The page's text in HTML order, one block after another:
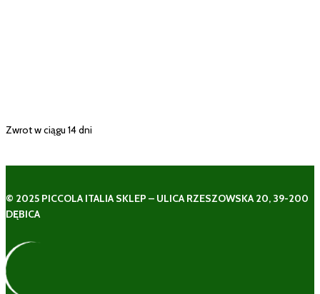
Zwrot w ciągu 14 dni
© 2025 PICCOLA ITALIA SKLEP – ULICA RZESZOWSKA 20, 39-200
DĘBICA